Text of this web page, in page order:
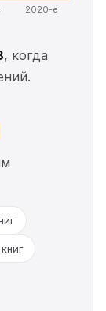
2020-е
, когда